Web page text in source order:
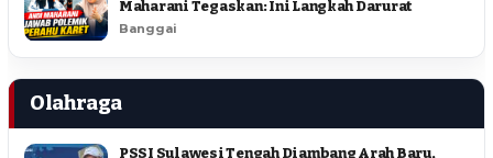
Maharani Tegaskan: Ini Langkah Darurat
Banggai
Olahraga
PSSI Sulawesi Tengah Diambang Arah Baru,